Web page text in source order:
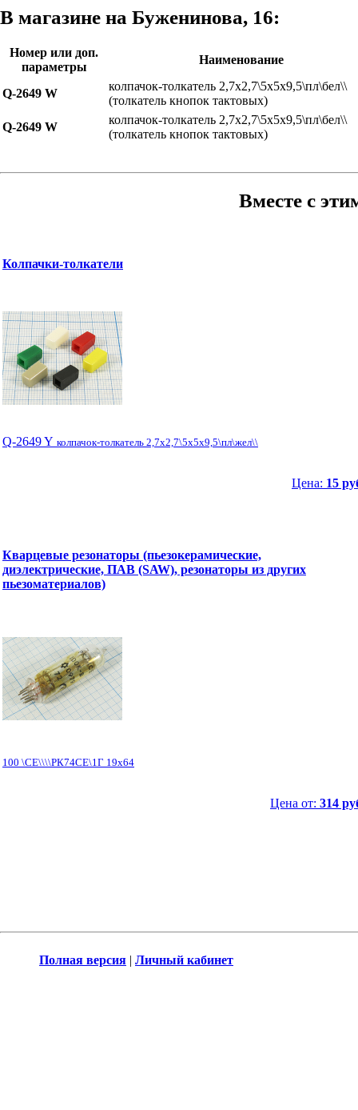
В магазине на Буженинова, 16:
Номер или доп.
параметры
Наименование
Q-2649 W
колпачок-толкатель 2,7x2,7\5x5x9,5\пл\бел\\
(толкатель кнопок тактовых)
Q-2649 W
колпачок-толкатель 2,7x2,7\5x5x9,5\пл\бел\\
(толкатель кнопок тактовых)
Вместе с
Колпачки-толкатели
Q-2649 Y колпачок-толкатель 2,7x2,7\5x5x9,5\пл\жел\\
Цена: 15
Кварцевые резонаторы (пьезокерамические,
диэлектрические, ПАВ (SAW), резонаторы из других
пьезоматериалов)
100 \СЕ\\\\РК74СЕ\1Г 19x64
Цена от: 314
Полная версия | Личный кабинет